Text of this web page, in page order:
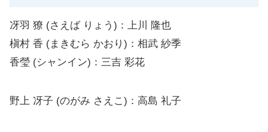
冴羽 獠 (さえば りょう)：上川 隆也
槇村 香 (まきむら かおり)：相武 紗季
香瑩 (シャンイン)：三吉 彩花
野上 冴子 (のがみ さえこ)：高島 礼子